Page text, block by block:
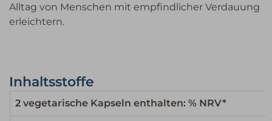
Alltag von Menschen mit empfindlicher Verdauung
erleichtern.
Inhaltsstoffe
2 vegetarische Kapseln enthalten: % NRV*